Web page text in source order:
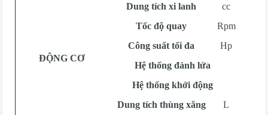
ĐỘNG CƠ
Dung tích xi lanh
cc
Tốc độ quay
Rpm
Công suất tối đa
Hp
Hệ thống đánh lửa
Hệ thống khởi động
Dung tích thùng xăng
L